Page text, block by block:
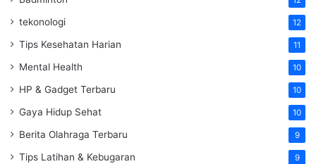
tekonologi 12
Tips Kesehatan Harian 11
Mental Health 10
HP & Gadget Terbaru 10
Gaya Hidup Sehat 10
Berita Olahraga Terbaru 9
Tips Latihan & Kebugaran 9